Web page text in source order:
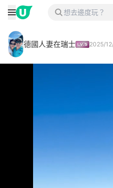
德國人妻在瑞士 2025/